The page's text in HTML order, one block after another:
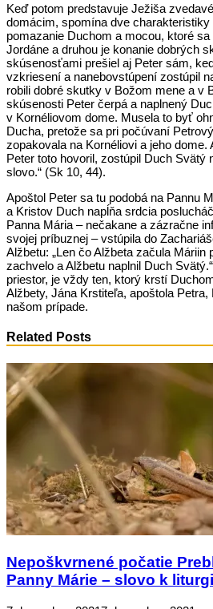
Keď potom predstavuje Ježiša
domácim, spomína dve
pomazanie Duchom a mocou, ktoré
Jordáne a druhou je konanie dobrých
skúsenosťami prešiel aj Peter sám,
vzkriesení a nanebovstúpení zostúpil
robili dobré skutky v Božom mene a v
skúsenosti Peter čerpá a naplnený
v Kornéliovom dome. Musela to byť
Ducha, pretože sa pri počúvaní
zopakovala na Kornéliovi a jeho dome.
Peter toto hovoril, zostúpil Duch Svätý
slovo.“ (Sk 10, 44).
Apoštol Peter sa tu podobá na Pannu
a Kristov Duch napĺňa srdcia
Panna Mária – nečakane a zázračne
svojej príbuznej – vstúpila do
Alžbetu: „Len čo Alžbeta začula Máriin
zachvelo a Alžbetu naplnil Duch
priestor, je vždy ten, ktorý krstí
Alžbety, Jána Krstiteľa, apoštola
našom prípade.
Related Posts
Nepoškvrnené počatie
Panny Márie – slovo k